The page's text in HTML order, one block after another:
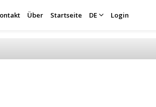
Über Startseite DE Login